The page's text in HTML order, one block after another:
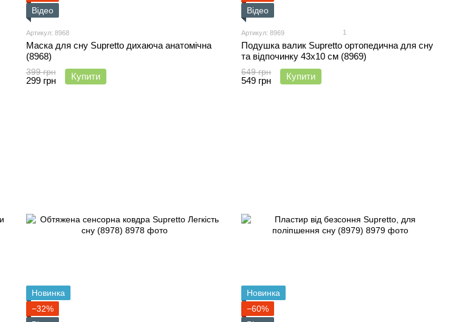
Відео
Артикул: 8968
Маска для сну Supretto дихаюча анатомічна
(8968)
399 грн
299 грн Купити
Відео
Артикул: 8969 1
Подушка валик Supretto ортопедична для сну
та відпочинку 43x10 см (8969)
649 грн
549 грн Купити
Новинка
−32%
Новинка
−60%